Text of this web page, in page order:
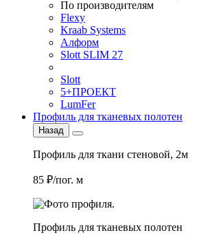
По производителям
Flexy
Kraab Systems
Алформ
Slott SLIM 27
Slott
5+ПРОЕКТ
LumFer
Профиль для тканевых полотен
Назад
Профиль для ткани стеновой, 2м
85 ₽/пог. м
Профиль для тканевых полотен